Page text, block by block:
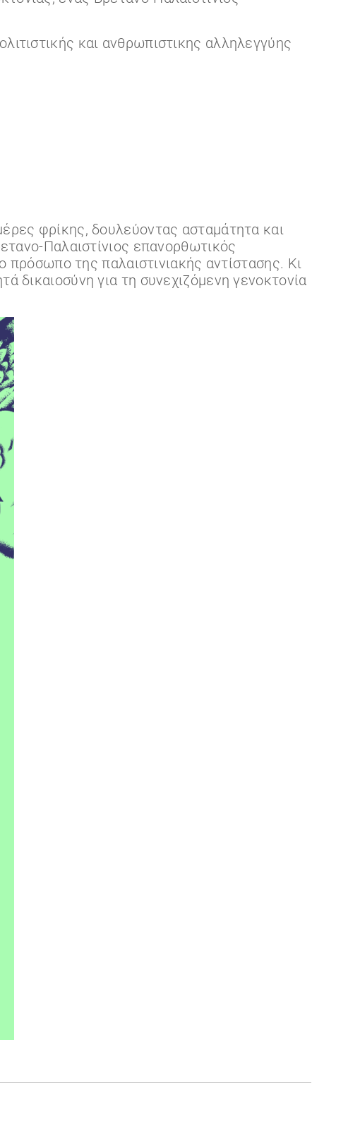
και ανθρωπιστικης αλληλεγγύης
φρίκης, δουλεύοντας ασταμάτητα και
Παλαιστίνιος επανορθωτικός
πρόσωπο της παλαιστινιακής αντίστασης. Κι
δικαιοσύνη για τη συνεχιζόμενη γενοκτονία